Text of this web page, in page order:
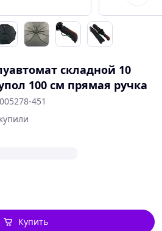
складной 10
100 см прямая ручка
451
Купить